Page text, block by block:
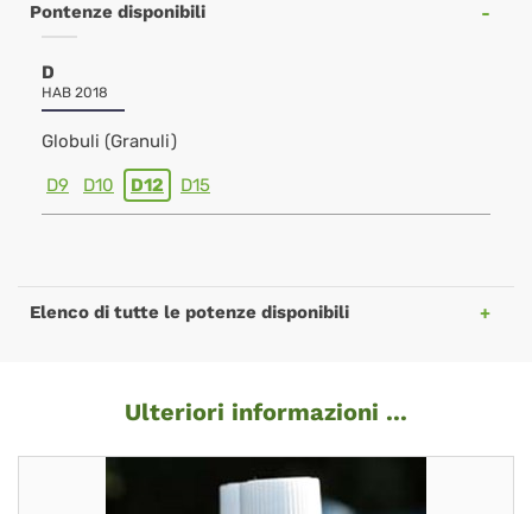
Pontenze disponibili
D
HAB 2018
Globuli (Granuli)
D9 D10 D12 D15
Elenco di tutte le potenze disponibili
Ulteriori informazioni ...